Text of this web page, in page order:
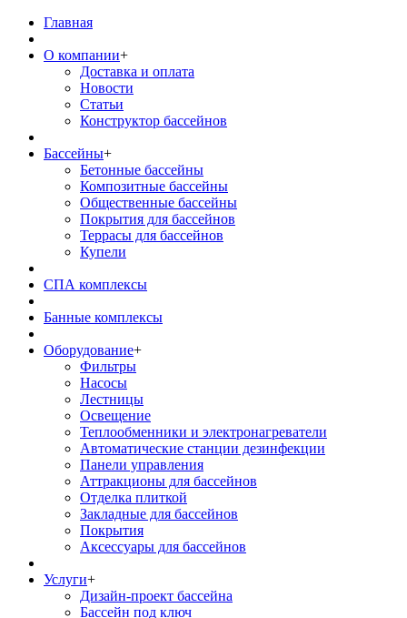
Главная
О компании+
Доставка и оплата
Новости
Статьи
Конструктор бассейнов
Бассейны+
Бетонные бассейны
Композитные бассейны
Общественные бассейны
Покрытия для бассейнов
Террасы для бассейнов
Купели
СПА комплексы
Банные комплексы
Оборудование+
Фильтры
Насосы
Лестницы
Освещение
Теплообменники и электронагреватели
Автоматические станции дезинфекции
Панели управления
Аттракционы для бассейнов
Отделка плиткой
Закладные для бассейнов
Покрытия
Аксессуары для бассейнов
Услуги+
Дизайн-проект бассейна
Бассейн под ключ